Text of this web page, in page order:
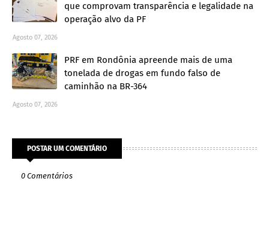
que comprovam transparência e legalidade na
operação alvo da PF
Agosto 07, 2026
PRF em Rondônia apreende mais de uma
tonelada de drogas em fundo falso de
caminhão na BR-364
Agosto 07, 2026
POSTAR UM COMENTÁRIO
0 Comentários